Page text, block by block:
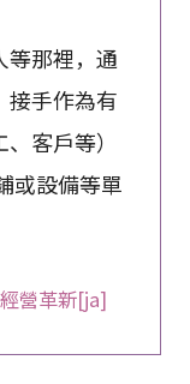
等那裡，通
接手作為有
客戶等）
或設備等單
營革新[ja]